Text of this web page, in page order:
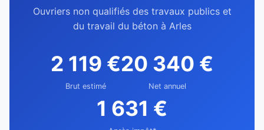
Ouvriers non qualifiés des travaux publics et
du travail du béton à Arles
2 119 €
Brut estimé
20 340 €
Net annuel
1 631 €